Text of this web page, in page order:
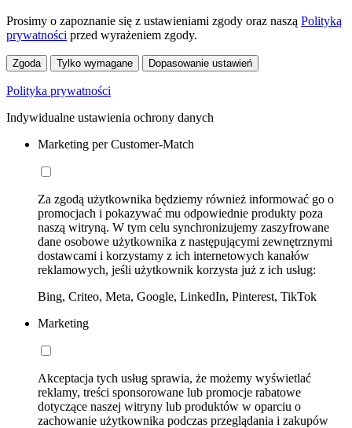
Prosimy o zapoznanie się z ustawieniami zgody oraz naszą Polityką
prywatności przed wyrażeniem zgody.
Zgoda Tylko wymagane Dopasowanie ustawień
Polityka prywatności
Indywidualne ustawienia ochrony danych
Marketing per Customer-Match
Za zgodą użytkownika będziemy również informować go o
promocjach i pokazywać mu odpowiednie produkty poza
naszą witryną. W tym celu synchronizujemy zaszyfrowane
dane osobowe użytkownika z następującymi zewnętrznymi
dostawcami i korzystamy z ich internetowych kanałów
reklamowych, jeśli użytkownik korzysta już z ich usług:
Bing, Criteo, Meta, Google, LinkedIn, Pinterest, TikTok
Marketing
Akceptacja tych usług sprawia, że możemy wyświetlać
reklamy, treści sponsorowane lub promocje rabatowe
dotyczące naszej witryny lub produktów w oparciu o
zachowanie użytkownika podczas przeglądania i zakupów